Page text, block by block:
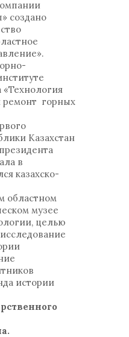
создано
«Технология
ремонт горных
Казахстан
в
казахско-
областном
музее
целью
истории